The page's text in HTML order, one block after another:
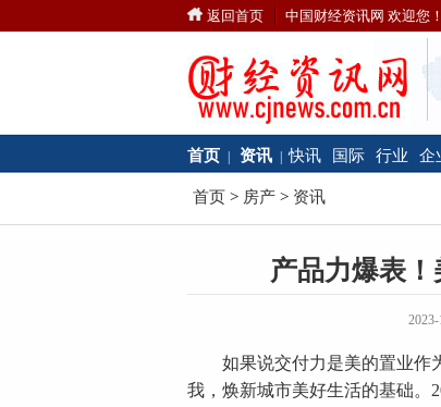
返回首页 中国财经资讯网 欢迎您！
首页 资讯 快讯 国际 行业 企
首页 > 房产 > 资讯
产品力爆表
如果说交付力是美的置业作为
我，焕新城市美好生活的基础